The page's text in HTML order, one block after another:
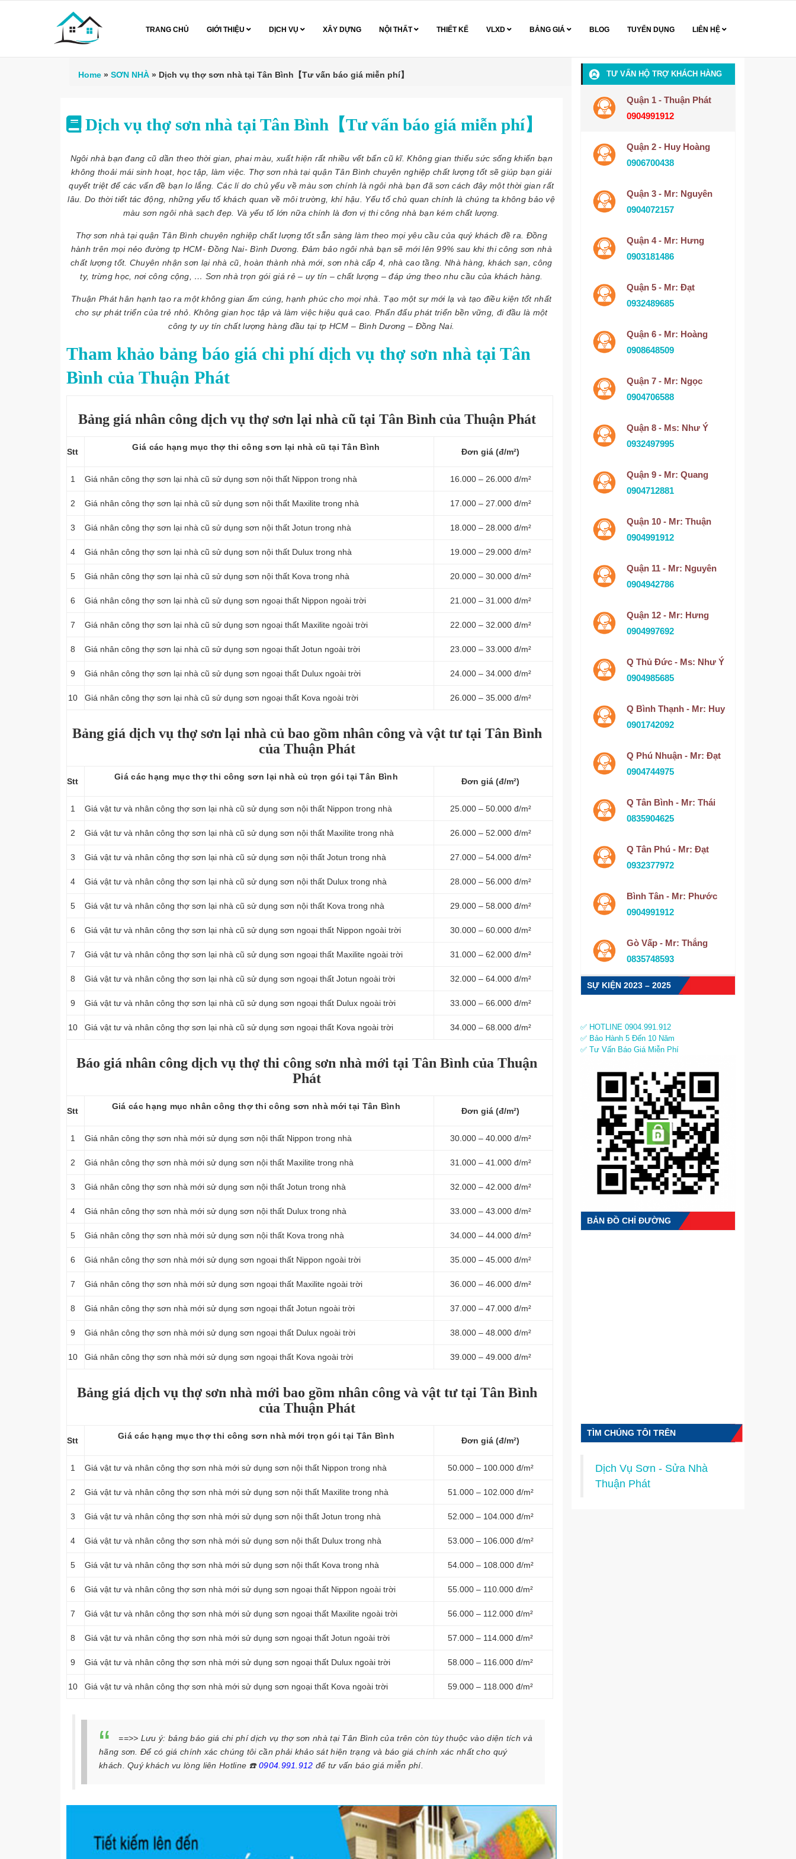
TRANG CHỦ GIỚI THIỆU DỊCH VỤ XÂY DỰNG NỘI THẤT THIẾT KẾ VLXD BẢNG GIÁ BLOG TUYỂN DỤNG LIÊN HỆ
Home » SƠN NHÀ » Dịch vụ thợ sơn nhà tại Tân Bình【Tư vấn báo giá miễn phí】
Dịch vụ thợ sơn nhà tại Tân Bình【Tư vấn báo giá miễn phí】
Ngôi nhà bạn đang cũ dần theo thời gian, phai màu, xuất hiện rất nhiều vết bẩn cũ kĩ. Không gian thiếu sức sống khiến bạn
không thoải mái sinh hoạt, học tập, làm việc. Thợ sơn nhà tại quận Tân Bình chuyên nghiệp chất lượng tốt sẽ giúp bạn giải
quyết triệt để các vấn đề bạn lo lắng. Các lí do chủ yếu về màu sơn chính là ngôi nhà bạn đã sơn cách đây một thời gian rất
lâu. Do thời tiết tác động, những yếu tố khách quan về môi trường, khí hậu. Yếu tố chủ quan chính là chúng ta không bảo vệ
màu sơn ngôi nhà sạch đẹp. Và yếu tố lớn nữa chính là đơn vị thi công nhà bạn kém chất lượng.
Thợ sơn nhà tại quận Tân Bình chuyên nghiệp chất lượng tốt sẵn sàng làm theo mọi yêu cầu của quý khách đề ra. Đồng
hành trên mọi nẻo đường tp HCM- Đồng Nai- Bình Dương. Đảm bảo ngôi nhà bạn sẽ mới lên 99% sau khi thi công sơn nhà
chất lượng tốt. Chuyên nhận sơn lại nhà cũ, hoàn thành nhà mới, sơn nhà cấp 4, nhà cao tầng. Nhà hàng, khách sạn, công
ty, trừng học, nơi công cộng, … Sơn nhà trọn gói giá rẻ – uy tín – chất lượng – đáp ứng theo nhu cầu của khách hàng.
Thuận Phát hân hạnh tạo ra một không gian ấm cúng, hạnh phúc cho mọi nhà. Tạo một sự mới lạ và tạo điều kiện tốt nhất
cho sự phát triển của trẻ nhỏ. Không gian học tập và làm việc hiệu quả cao. Phấn đấu phát triển bền vững, đi đầu là một
công ty uy tín chất lượng hàng đầu tại tp HCM – Bình Dương – Đồng Nai.
Tham khảo bảng báo giá chi phí dịch vụ thợ sơn nhà tại Tân
Bình của Thuận Phát
Bảng giá nhân công dịch vụ thợ sơn lại nhà cũ tại Tân Bình của Thuận Phát
Stt Giá các hạng mục thợ thi công sơn lại nhà cũ tại Tân Bình Đơn giá (đ/m²)
1 Giá nhân công thợ sơn lại nhà cũ sử dụng sơn nội thất Nippon trong nhà 16.000 – 26.000 đ/m²
2 Giá nhân công thợ sơn lại nhà cũ sử dụng sơn nội thất Maxilite trong nhà 17.000 – 27.000 đ/m²
3 Giá nhân công thợ sơn lại nhà cũ sử dụng sơn nội thất Jotun trong nhà 18.000 – 28.000 đ/m²
4 Giá nhân công thợ sơn lại nhà cũ sử dụng sơn nội thất Dulux trong nhà 19.000 – 29.000 đ/m²
5 Giá nhân công thợ sơn lại nhà cũ sử dụng sơn nội thất Kova trong nhà 20.000 – 30.000 đ/m²
6 Giá nhân công thợ sơn lại nhà cũ sử dụng sơn ngoại thất Nippon ngoài trời 21.000 – 31.000 đ/m²
7 Giá nhân công thợ sơn lại nhà cũ sử dụng sơn ngoại thất Maxilite ngoài trời 22.000 – 32.000 đ/m²
8 Giá nhân công thợ sơn lại nhà cũ sử dụng sơn ngoại thất Jotun ngoài trời 23.000 – 33.000 đ/m²
9 Giá nhân công thợ sơn lại nhà cũ sử dụng sơn ngoại thất Dulux ngoài trời 24.000 – 34.000 đ/m²
10 Giá nhân công thợ sơn lại nhà cũ sử dụng sơn ngoại thất Kova ngoài trời 26.000 – 35.000 đ/m²
Bảng giá dịch vụ thợ sơn lại nhà củ bao gồm nhân công và vật tư tại Tân Bình
của Thuận Phát
Stt Giá các hạng mục thợ thi công sơn lại nhà củ trọn gói tại Tân Bình Đơn giá (đ/m²)
1 Giá vật tư và nhân công thợ sơn lại nhà cũ sử dụng sơn nội thất Nippon trong nhà 25.000 – 50.000 đ/m²
2 Giá vật tư và nhân công thợ sơn lại nhà cũ sử dụng sơn nội thất Maxilite trong nhà 26.000 – 52.000 đ/m²
3 Giá vật tư và nhân công thợ sơn lại nhà cũ sử dụng sơn nội thất Jotun trong nhà 27.000 – 54.000 đ/m²
4 Giá vật tư và nhân công thợ sơn lại nhà cũ sử dụng sơn nội thất Dulux trong nhà 28.000 – 56.000 đ/m²
5 Giá vật tư và nhân công thợ sơn lại nhà cũ sử dụng sơn nội thất Kova trong nhà 29.000 – 58.000 đ/m²
6 Giá vật tư và nhân công thợ sơn lại nhà cũ sử dụng sơn ngoại thất Nippon ngoài trời 30.000 – 60.000 đ/m²
7 Giá vật tư và nhân công thợ sơn lại nhà cũ sử dụng sơn ngoại thất Maxilite ngoài trời 31.000 – 62.000 đ/m²
8 Giá vật tư và nhân công thợ sơn lại nhà cũ sử dụng sơn ngoại thất Jotun ngoài trời 32.000 – 64.000 đ/m²
9 Giá vật tư và nhân công thợ sơn lại nhà cũ sử dụng sơn ngoại thất Dulux ngoài trời 33.000 – 66.000 đ/m²
10 Giá vật tư và nhân công thợ sơn lại nhà cũ sử dụng sơn ngoại thất Kova ngoài trời 34.000 – 68.000 đ/m²
Báo giá nhân công dịch vụ thợ thi công sơn nhà mới tại Tân Bình của Thuận
Phát
Stt Giá các hạng mục nhân công thợ thi công sơn nhà mới tại Tân Bình Đơn giá (đ/m²)
1 Giá nhân công thợ sơn nhà mới sử dụng sơn nội thất Nippon trong nhà 30.000 – 40.000 đ/m²
2 Giá nhân công thợ sơn nhà mới sử dụng sơn nội thất Maxilite trong nhà 31.000 – 41.000 đ/m²
3 Giá nhân công thợ sơn nhà mới sử dụng sơn nội thất Jotun trong nhà 32.000 – 42.000 đ/m²
4 Giá nhân công thợ sơn nhà mới sử dụng sơn nội thất Dulux trong nhà 33.000 – 43.000 đ/m²
5 Giá nhân công thợ sơn nhà mới sử dụng sơn nội thất Kova trong nhà 34.000 – 44.000 đ/m²
6 Giá nhân công thợ sơn nhà mới sử dụng sơn ngoại thất Nippon ngoài trời 35.000 – 45.000 đ/m²
7 Giá nhân công thợ sơn nhà mới sử dụng sơn ngoại thất Maxilite ngoài trời 36.000 – 46.000 đ/m²
8 Giá nhân công thợ sơn nhà mới sử dụng sơn ngoại thất Jotun ngoài trời 37.000 – 47.000 đ/m²
9 Giá nhân công thợ sơn nhà mới sử dụng sơn ngoại thất Dulux ngoài trời 38.000 – 48.000 đ/m²
10 Giá nhân công thợ sơn nhà mới sử dụng sơn ngoại thất Kova ngoài trời 39.000 – 49.000 đ/m²
Bảng giá dịch vụ thợ sơn nhà mới bao gồm nhân công và vật tư tại Tân Bình
của Thuận Phát
Stt Giá các hạng mục thợ thi công sơn nhà mới trọn gói tại Tân Bình Đơn giá (đ/m²)
1 Giá vật tư và nhân công thợ sơn nhà mới sử dụng sơn nội thất Nippon trong nhà 50.000 – 100.000 đ/m²
2 Giá vật tư và nhân công thợ sơn nhà mới sử dụng sơn nội thất Maxilite trong nhà 51.000 – 102.000 đ/m²
3 Giá vật tư và nhân công thợ sơn nhà mới sử dụng sơn nội thất Jotun trong nhà 52.000 – 104.000 đ/m²
4 Giá vật tư và nhân công thợ sơn nhà mới sử dụng sơn nội thất Dulux trong nhà 53.000 – 106.000 đ/m²
5 Giá vật tư và nhân công thợ sơn nhà mới sử dụng sơn nội thất Kova trong nhà 54.000 – 108.000 đ/m²
6 Giá vật tư và nhân công thợ sơn nhà mới sử dụng sơn ngoại thất Nippon ngoài trời 55.000 – 110.000 đ/m²
7 Giá vật tư và nhân công thợ sơn nhà mới sử dụng sơn ngoại thất Maxilite ngoài trời 56.000 – 112.000 đ/m²
8 Giá vật tư và nhân công thợ sơn nhà mới sử dụng sơn ngoại thất Jotun ngoài trời 57.000 – 114.000 đ/m²
9 Giá vật tư và nhân công thợ sơn nhà mới sử dụng sơn ngoại thất Dulux ngoài trời 58.000 – 116.000 đ/m²
10 Giá vật tư và nhân công thợ sơn nhà mới sử dụng sơn ngoại thất Kova ngoài trời 59.000 – 118.000 đ/m²
==>> Lưu ý: bảng báo giá chi phí dịch vụ thợ sơn nhà tại Tân Bình của trên còn tùy thuộc vào diện tích và
hãng sơn. Để có giá chính xác chúng tôi cần phải khảo sát hiện trạng và báo giá chính xác nhất cho quý
khách. Quý khách vu lòng liên Hotline ☎️ 0904.991.912 để tư vấn báo giá miễn phí.
TƯ VẤN HỘ TRỢ KHÁCH HÀNG
Quận 1 - Thuận Phát
0904991912
Quận 2 - Huy Hoàng
0906700438
Quận 3 - Mr: Nguyên
0904072157
Quận 4 - Mr: Hưng
0903181486
Quận 5 - Mr: Đạt
0932489685
Quận 6 - Mr: Hoàng
0908648509
Quận 7 - Mr: Ngọc
0904706588
Quận 8 - Ms: Như Ý
0932497995
Quận 9 - Mr: Quang
0904712881
Quận 10 - Mr: Thuận
0904991912
Quận 11 - Mr: Nguyên
0904942786
Quận 12 - Mr: Hưng
0904997692
Q Thủ Đức - Ms: Như Ý
0904985685
Q Bình Thạnh - Mr: Huy
0901742092
Q Phú Nhuận - Mr: Đạt
0904744975
Q Tân Bình - Mr: Thái
0835904625
Q Tân Phú - Mr: Đạt
0932377972
Bình Tân - Mr: Phước
0904991912
Gò Vấp - Mr: Thắng
0835748593
SỰ KIỆN 2023 – 2025
✅ HOTLINE 0904.991.912
✅ Bảo Hành 5 Đến 10 Năm
✅ Tư Vấn Báo Giá Miễn Phí
BẢN ĐỒ CHỈ ĐƯỜNG
TÌM CHÚNG TÔI TRÊN
Dịch Vụ Sơn - Sửa Nhà
Thuận Phát